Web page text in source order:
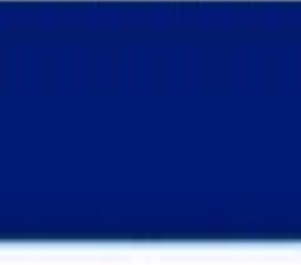
ESTRATÉGICA.
e rede global para garantir segurança e previsibilidade.